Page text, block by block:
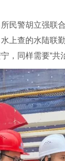
民警胡立强联
上查的水陆联
，同样需要“共